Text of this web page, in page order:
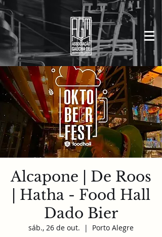
Alcapone | De Roos
| Hatha - Food Hall
Dado Bier
sáb., 26 de out.
  |
Porto Alegre